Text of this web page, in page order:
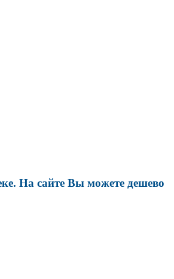
На сайте Вы можете дешево